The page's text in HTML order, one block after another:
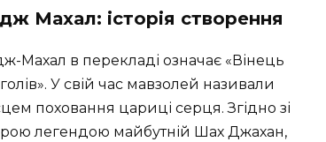
Махал: історія створення
Махал в перекладі означає «Вінець
У свій час мавзолей називали
поховання цариці серця. Згідно зі
легендою майбутній Шах Джахан,